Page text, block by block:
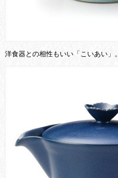
洋食器との相性もいい「こいあい」。